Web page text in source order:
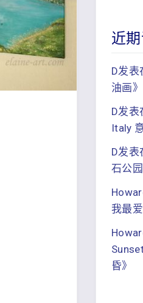
近
D发表
油画》
D发表
Italy
D发表
石公
我最
昏》